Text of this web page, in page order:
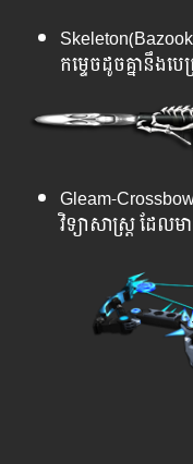
កម្ទេចដូចគ្នានឹងប
Gleam-
វិទ្យាសាស្រ្ត ដែលម